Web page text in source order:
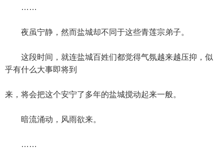
……
夜虽宁静，然而盐城却不同于这些青莲宗弟子。
这段时间，就连盐城百姓们都觉得气氛越来越压抑，似
乎有什么大事即将到
来，将会把这个安宁了多年的盐城搅动起来一般。
暗流涌动，风雨欲来。
……